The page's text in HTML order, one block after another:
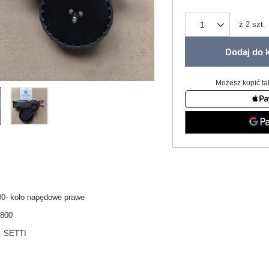
z 2 szt.
Dodaj do
Możesz kupić
koło napędowe prawe
SETTI